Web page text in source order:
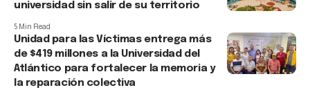
universidad sin salir de su territorio
5 Min Read
Unidad para las Víctimas entrega más
de $419 millones a la Universidad del
Atlántico para fortalecer la memoria y
la reparación colectiva